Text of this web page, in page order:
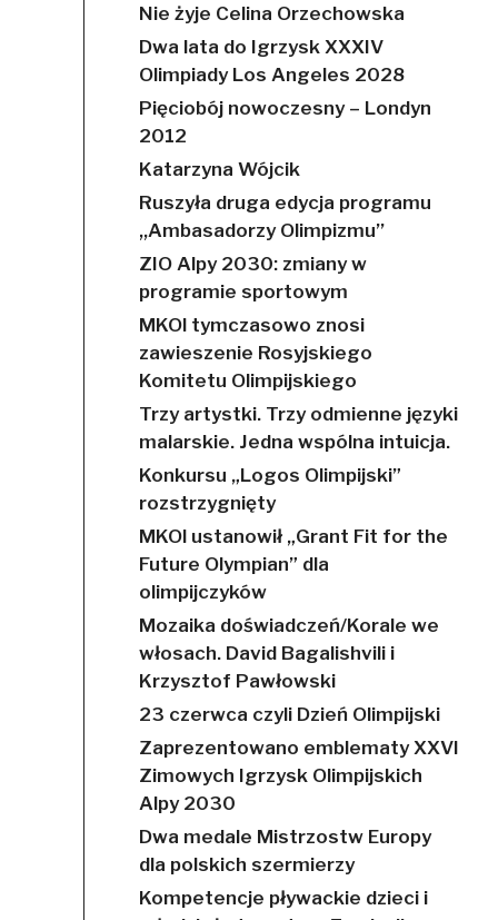
Nie żyje Celina Orzechowska
Dwa lata do Igrzysk XXXIV
Olimpiady Los Angeles 2028
Pięciobój nowoczesny – Londyn
2012
Katarzyna Wójcik
Ruszyła druga edycja programu
,,Ambasadorzy Olimpizmu’’
ZIO Alpy 2030: zmiany w
programie sportowym
MKOl tymczasowo znosi
zawieszenie Rosyjskiego
Komitetu Olimpijskiego
Trzy artystki. Trzy odmienne języki
malarskie. Jedna wspólna intuicja.
Konkursu „Logos Olimpijski”
rozstrzygnięty
MKOl ustanowił „Grant Fit for the
Future Olympian” dla
olimpijczyków
Mozaika doświadczeń/Korale we
włosach. David Bagalishvili i
Krzysztof Pawłowski
23 czerwca czyli Dzień Olimpijski
Zaprezentowano emblematy XXVI
Zimowych Igrzysk Olimpijskich
Alpy 2030
Dwa medale Mistrzostw Europy
dla polskich szermierzy
Kompetencje pływackie dzieci i